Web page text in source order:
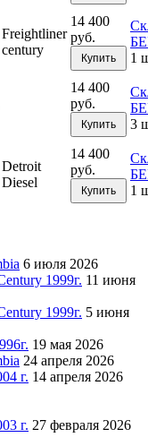
Freightliner
century
14 400
руб.
Купить
1
14 400
руб.
Купить
3
Detroit
Diesel
14 400
руб.
Купить
1
6 июля 2026
1999г. 11 июня
1999г. 5 июня
19 мая 2026
24 апреля 2026
г. 14 апреля 2026
г. 27 февраля 2026